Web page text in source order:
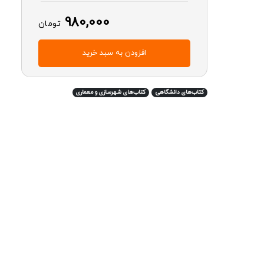
980,000 تومان
افزودن به سبد خرید
کتاب‌های دانشگاهی کتاب‌های شهرسازی و معماری